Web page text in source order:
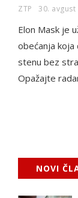
ZTP 30. avgust
Elon Mask je
obećanja koja
stenu bez
Opažajte
NOVI